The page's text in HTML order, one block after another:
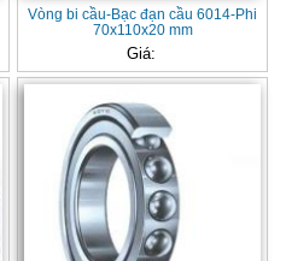
Vòng bi cầu-Bạc đạn cầu 6014-Phi
70x110x20 mm
Giá: